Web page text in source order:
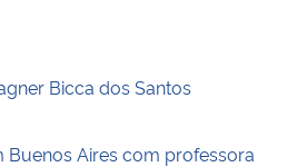
Bicca dos Santos
Buenos Aires com professora